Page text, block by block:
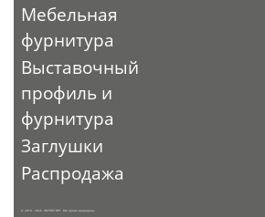
Мебельная
фурнитура
Выставочный
профиль и
фурнитура
Заглушки
Распродажа
© 2010 - 2026. ЭКСПО-ТОРГ. Все права защищены.